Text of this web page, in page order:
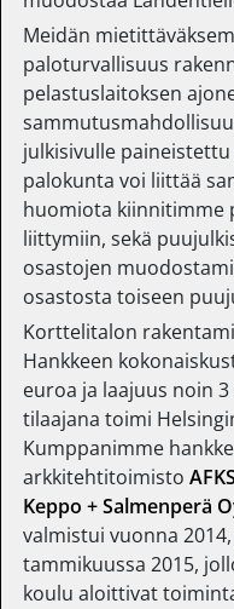
Meidän
paloturvallisuus
pelastuslaitoksen
julkisivulle
palokunta voi liittää
huomiota kiinnitimme
liittymiin, sekä
osastojen
osastosta toiseen
Korttelitalon
Hankkeen
euroa ja laajuus noin
tilaajana toimi
Kumppanimme
arkkitehtitoimisto
Keppo + Salmenperä
valmistui vuonna
tammikuussa 2015,
koulu aloittivat